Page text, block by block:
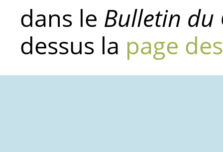
dans le Bulletin du
dessus la page